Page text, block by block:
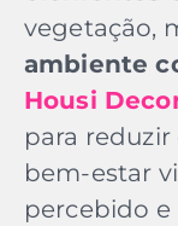
vegetação,
ambiente
Housi
para
bem-estar
percebido